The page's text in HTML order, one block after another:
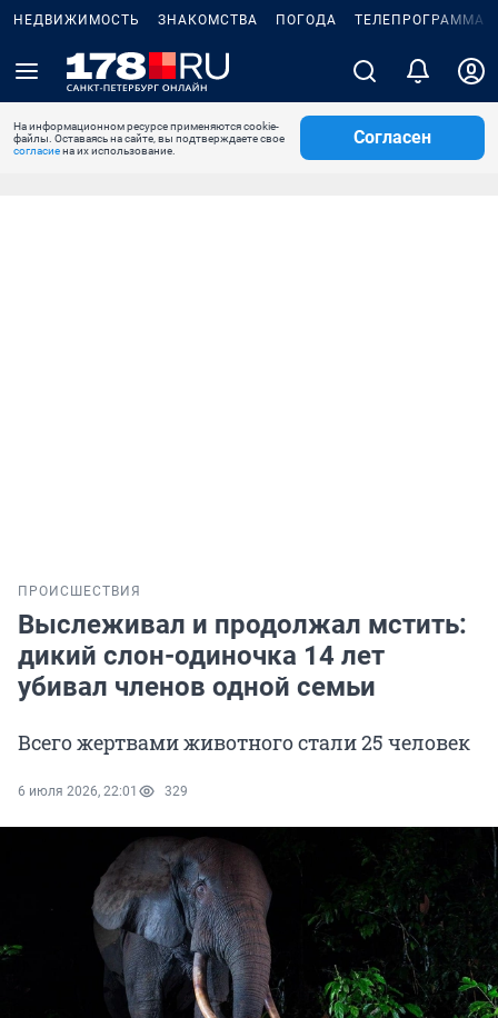
НЕДВИЖИМОСТЬ ЗНАКОМСТВА ПОГОДА ТЕЛЕПРОГРАММА
На информационном ресурсе применяются cookie-
файлы. Оставаясь на сайте, вы подтверждаете свое
согласиена их использование.
Согласен
ПРОИСШЕСТВИЯ
Выслеживал и продолжал мстить:
дикий слон-одиночка 14 лет
убивал членов одной семьи
Всего жертвами животного стали 25 человек
6 июля 2026, 22:01 329